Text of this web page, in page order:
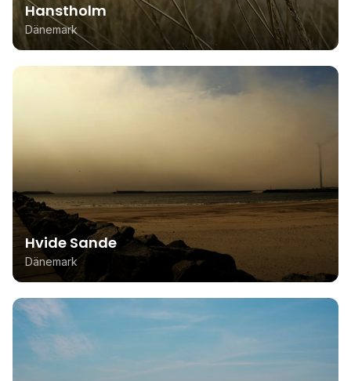
Hanstholm
Dänemark
Hvide Sande
Dänemark